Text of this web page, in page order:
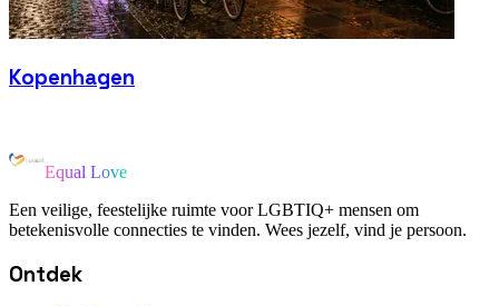
Kopenhagen
Equal Love
Een veilige, feestelijke ruimte voor LGBTIQ+ mensen om
betekenisvolle connecties te vinden. Wees jezelf, vind je persoon.
Ontdek